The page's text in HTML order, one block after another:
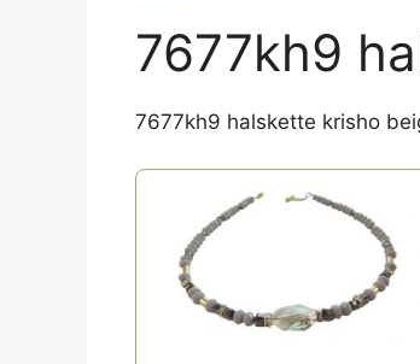
7677kh9
7677kh9 halskette krisho